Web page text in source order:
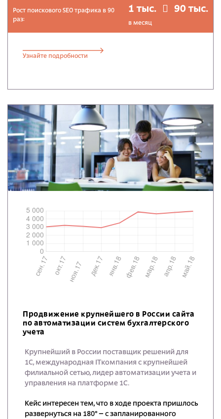
Рост поискового SEO трафика в 90
раз:
1 тыс. 90 тыс.
в месяц
Узнайте подробности
Продвижение крупнейшего в России сайта
по автоматизации систем бухгалтерского
учета
Крупнейший в России поставщик решений для
1С, международная ITкомпания с крупнейшей
филиальной сетью, лидер автоматизации учета и
управления на платформе 1С.
Кейс интересен тем, что в ходе проекта пришлось
развернуться на 180° – с запланированного